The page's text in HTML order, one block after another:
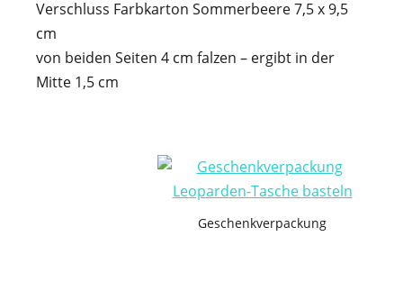
Verschluss Farbkarton Sommerbeere 7,5 x 9,5
cm
von beiden Seiten 4 cm falzen – ergibt in der
Mitte 1,5 cm
Geschenkverpackung